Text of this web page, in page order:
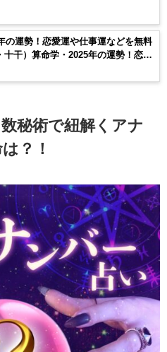
の運勢！恋愛運や仕事運などを無料
干）算命学・2025年の運勢！恋愛
無料鑑定（天中殺・十干）
数秘術で紐解くアナ
？！